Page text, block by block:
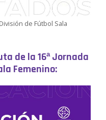
de Fútbol Sala
de la 16ª Jornada
Femenino: